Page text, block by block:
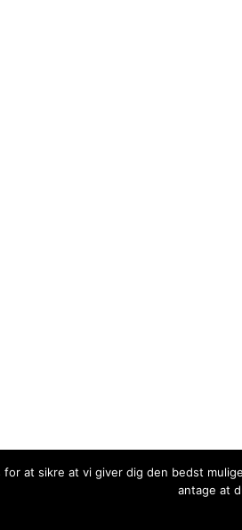
for at sikre at vi giver dig den bedst
antage at